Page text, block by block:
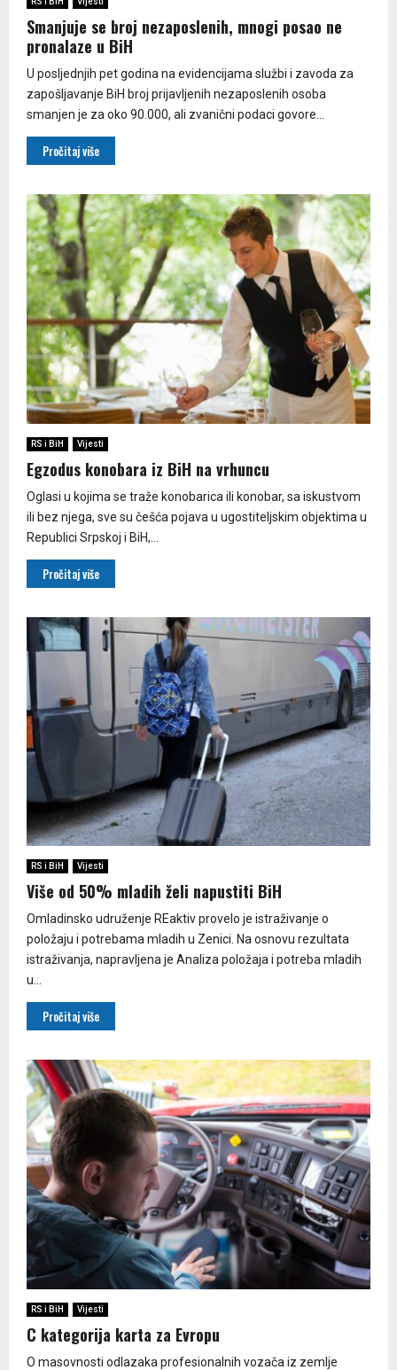
Smanjuje se broj nezaposlenih, mnogi posao ne
pronalaze u BiH
U posljednjih pet godina na evidencijama službi i zavoda za
zapošljavanje BiH broj prijavljenih nezaposlenih osoba
smanjen je za oko 90.000, ali zvanični podaci govore...
Pročitaj više
RS i BiH Vijesti
Egzodus konobara iz BiH na vrhuncu
Oglasi u kojima se traže konobarica ili konobar, sa iskustvom
ili bez njega, sve su češća pojava u ugostiteljskim objektima u
Republici Srpskoj i BiH,...
Pročitaj više
RS i BiH Vijesti
Više od 50% mladih želi napustiti BiH
Omladinsko udruženje REaktiv provelo je istraživanje o
položaju i potrebama mladih u Zenici. Na osnovu rezultata
istraživanja, napravljena je Analiza položaja i potreba mladih
u...
Pročitaj više
RS i BiH Vijesti
C kategorija karta za Evropu
O masovnosti odlazaka profesionalnih vozača iz zemlje